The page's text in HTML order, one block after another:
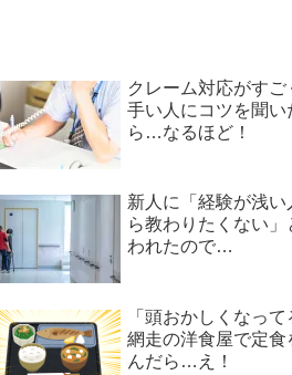
クレーム対応がすご
手い人にコツを聞い
ら…なるほど！
新人に「経験が浅い
ら教わりたくない」
われたので…
「頭おかしくなって
網走の洋食屋で定食
んだら…え！